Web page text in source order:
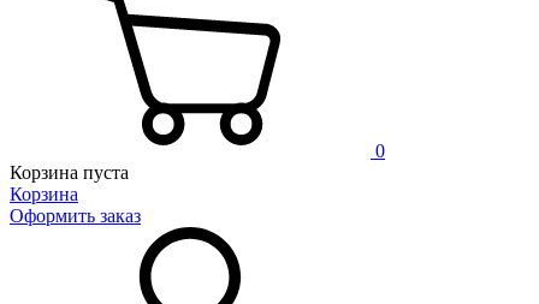
0
Корзина пуста
Корзина
Оформить заказ